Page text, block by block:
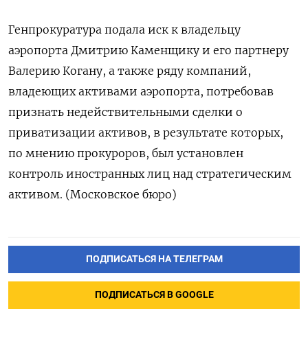
Генпрокуратура подала иск к владельцу
аэропорта Дмитрию Каменщику и его партнеру
Валерию Когану, а также ряду компаний,
владеющих активами аэропорта, потребовав
признать недействительными сделки о
приватизации активов, в результате которых,
по мнению прокуроров, был установлен
контроль иностранных лиц над стратегическим
активом. (Московское бюро)
ПОДПИСАТЬСЯ НА ТЕЛЕГРАМ
ПОДПИСАТЬСЯ В GOOGLE